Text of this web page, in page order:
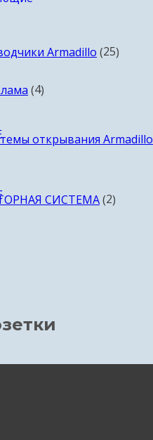
Armadillo 2525
44
открывания Armadillo
СИСТЕМА 2товара